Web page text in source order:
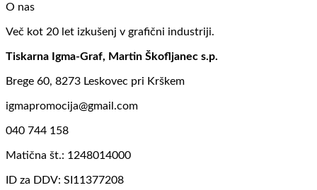
O nas
Več kot 20 let izkušenj v grafični industriji.
Tiskarna Igma-Graf, Martin Škofljanec s.p.
Brege 60, 8273 Leskovec pri Krškem
igmapromocija@gmail.com
040 744 158
Matična št.: 1248014000
ID za DDV: SI11377208